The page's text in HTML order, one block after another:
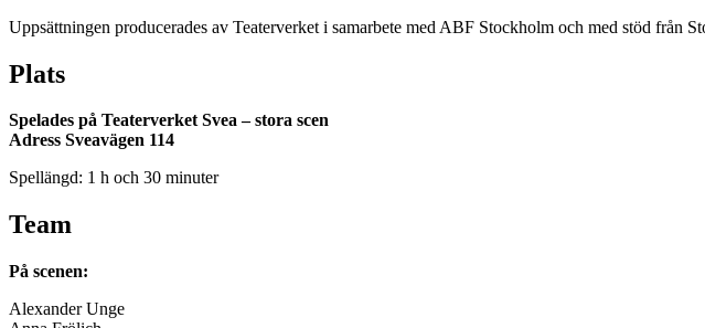
Uppsättningen producerades av Teaterverket i samarbete med ABF Stockholm och med stöd från
Plats
Spelades på Teaterverket Svea – stora scen
Adress Sveavägen 114
Spellängd: 1 h och 30 minuter
Team
På scenen:
Alexander Unge